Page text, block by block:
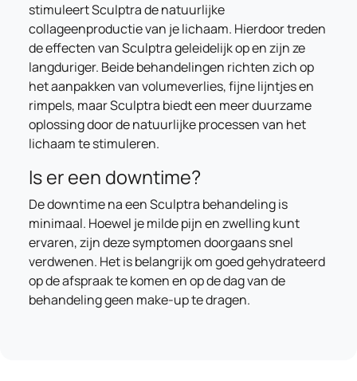
stimuleert Sculptra de natuurlijke
collageenproductie van je lichaam. Hierdoor treden
de effecten van Sculptra geleidelijk op en zijn ze
langduriger. Beide behandelingen richten zich op
het aanpakken van volumeverlies, fijne lijntjes en
rimpels, maar Sculptra biedt een meer duurzame
oplossing door de natuurlijke processen van het
lichaam te stimuleren.
Is er een downtime?
De downtime na een Sculptra behandeling is
minimaal. Hoewel je milde pijn en zwelling kunt
ervaren, zijn deze symptomen doorgaans snel
verdwenen. Het is belangrijk om goed gehydrateerd
op de afspraak te komen en op de dag van de
behandeling geen make-up te dragen.